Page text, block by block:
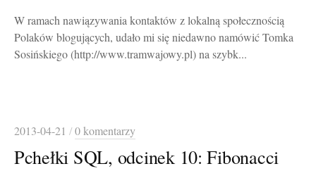
W ramach nawiązywania kontaktów z lokalną społecznością
Polaków blogujących, udało mi się niedawno namówić Tomka
Sosińskiego (http://www.tramwajowy.pl) na szybk...
2013-04-21 /0 komentarzy
Pchełki SQL, odcinek 10: Fibonacci